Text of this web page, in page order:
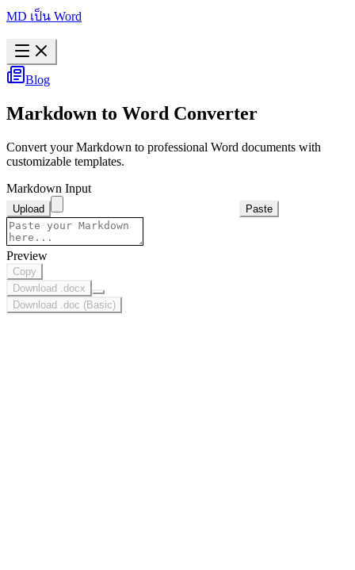
MD เป็น Word
Blog
Markdown to Word Converter
Convert your Markdown to professional Word documents with
customizable templates.
Markdown Input
Upload Paste
Preview
Copy
Download .docx
Download .doc (Basic)